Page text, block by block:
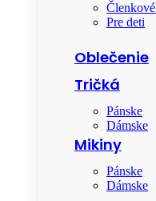
Pre deti
Oblečenie
Tričká
Pánske
Dámske
Mikiny
Pánske
Dámske